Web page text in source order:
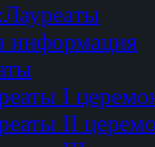
информация
I
II